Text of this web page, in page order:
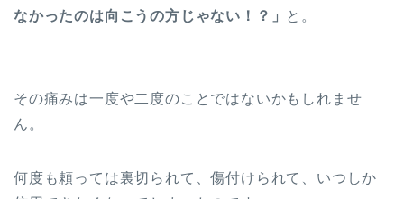
なかったのは向こうの方じゃない！？」
と。
その痛みは一度や二度のことではないかもしれませ
ん。
何度も頼っては裏切られて、傷付けられて、いつしか